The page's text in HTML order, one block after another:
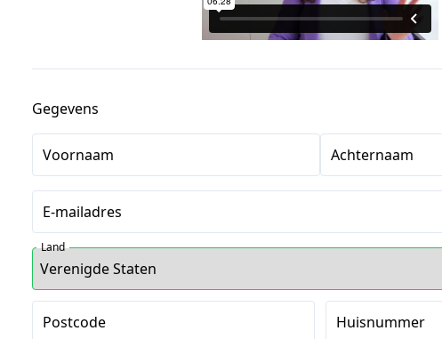
Gegevens
Voornaam Achternaam
E-mailadres
Land
Postcode Huisnummer